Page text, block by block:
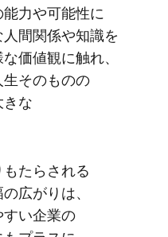
力や​可能性に​
間関係や​知識を​
価値観に​触れ、​
その​ものの​
きな​
たらされる​
広がりは、​
い​企業の​